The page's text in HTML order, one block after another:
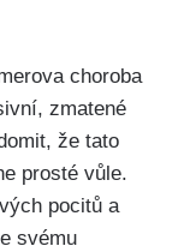
choroba
zmatené
že tato
prosté vůle.
pocitů a
svému